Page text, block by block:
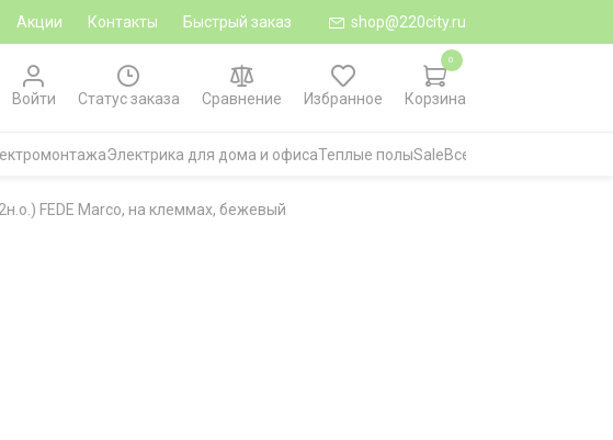
Акции Контакты Быстрый заказ shop@220city.ru
Войти
Статус заказа Сравнение Избранное Корзина
0
Электрика для дома и офисаТеплые полыSaleВсе категории
FEDE Marco, на клеммах, бежевый